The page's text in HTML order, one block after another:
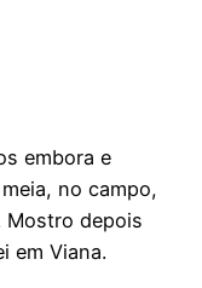
embora e
no campo,
Mostro depois
em Viana.